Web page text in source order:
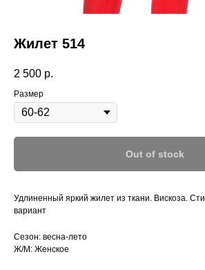
Жилет 514
2 500 р.
Размер
Out of stock
Удлиненный яркий жилет из ткани. Вискоза.
вариант
Сезон: весна-лето
Ж/М: Женское